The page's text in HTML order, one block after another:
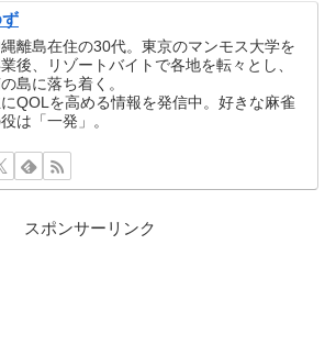
離島在住の30代。東京のマンモス大学を
後、リゾートバイトで各地を転々とし、
島に落ち着く。
QOLを高める情報を発信中。好きな麻雀
は「一発」。
スポンサーリンク